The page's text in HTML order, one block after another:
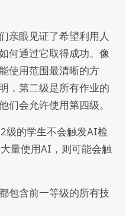
亲眼见证了希望利用人
何通过它取得成功。像
使用范围最清晰的方
，第二级是所有作业的
们会允许使用第四级。
级的学生不会触发AI检
量使用AI，则可能会触
包含前一等级的所有技